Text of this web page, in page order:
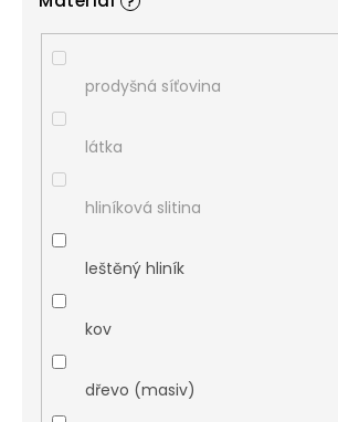
prodyšná síťovina
látka
hliníková slitina
leštěný hliník
kov
dřevo (masiv)